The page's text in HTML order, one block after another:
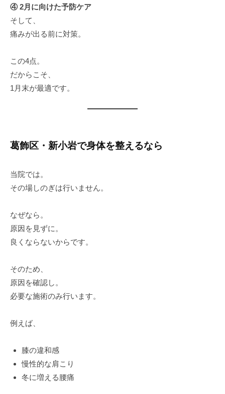
④ 2月に向けた予防ケア
そして、
痛みが出る前に対策。
この4点。
だからこそ、
1月末が最適です。
葛飾区・新小岩で身体を整えるなら
当院では。
その場しのぎは行いません。
なぜなら。
原因を見ずに。
良くならないからです。
そのため、
原因を確認し。
必要な施術のみ行います。
例えば、
膝の違和感
慢性的な肩こり
冬に増える腰痛